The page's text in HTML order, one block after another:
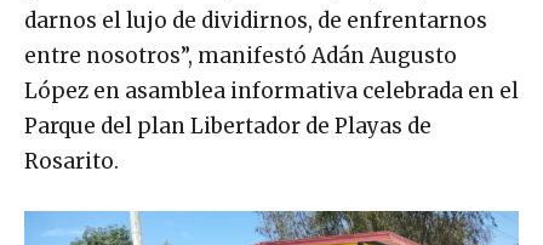
darnos el lujo de dividirnos, de enfrentarnos
entre nosotros”, manifestó Adán Augusto
López en asamblea informativa celebrada en el
Parque del plan Libertador de Playas de
Rosarito.